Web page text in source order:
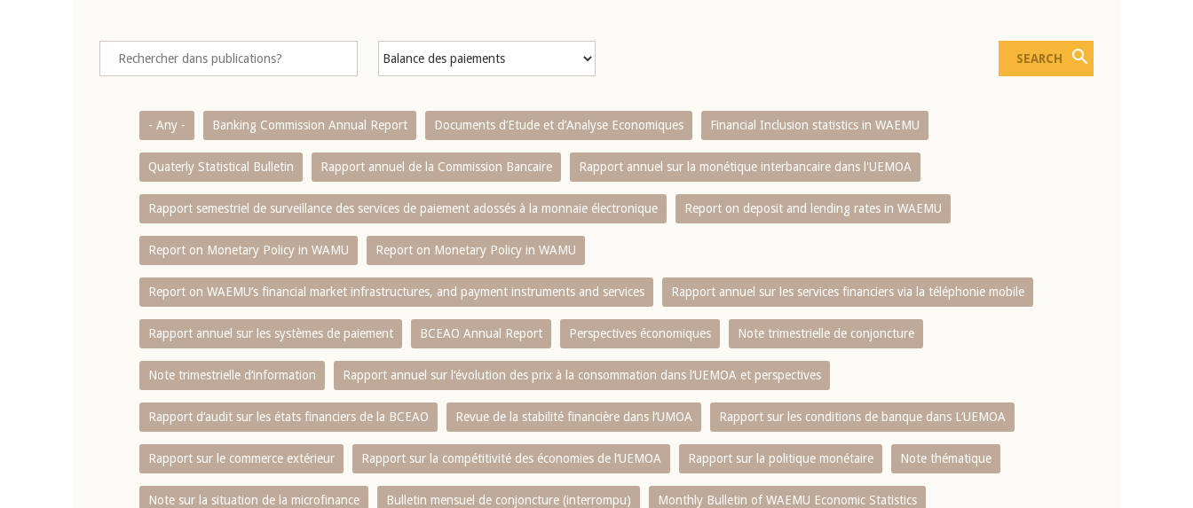
- Any - Banking Commission Annual Report Documents d’Etude et d’Analyse Economiques Financial Inclusion statistics in WAEMU
Quaterly Statistical Bulletin Rapport annuel de la Commission Bancaire Rapport annuel sur la monétique interbancaire dans l'UEMOA
Rapport semestriel de surveillance des services de paiement adossés à la monnaie électronique Report on deposit and lending rates in WAEMU
Report on Monetary Policy in WAMU Report on Monetary Policy in WAMU
Report on WAEMU’s financial market infrastructures, and payment instruments and services Rapport annuel sur les services financiers via la téléphonie mobile
Rapport annuel sur les systèmes de paiement BCEAO Annual Report Perspectives économiques Note trimestrielle de conjoncture
Note trimestrielle d‘information Rapport annuel sur l‘évolution des prix à la consommation dans l‘UEMOA et perspectives
Rapport d‘audit sur les états financiers de la BCEAO Revue de la stabilité financière dans l‘UMOA Rapport sur les conditions de banque dans L‘UEMOA
Rapport sur le commerce extérieur Rapport sur la compétitivité des économies de l‘UEMOA Rapport sur la politique monétaire Note thématique
Note sur la situation de la microfinance Bulletin mensuel de conjoncture (interrompu) Monthly Bulletin of WAEMU Economic Statistics